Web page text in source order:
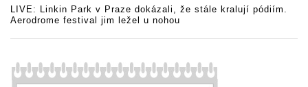
LIVE: Linkin Park v Praze dokázali, že stále kralují pódiím.
Aerodrome festival jim ležel u nohou